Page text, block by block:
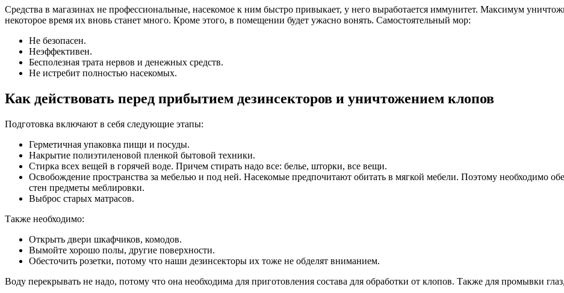
Средства в магазинах не профессиональные, насекомое к ним быстро привыкает, у него выработается иммунитет. Максимум
некоторое время их вновь станет много. Кроме этого, в помещении будет ужасно вонять. Самостоятельный мор:
Не безопасен.
Неэффективен.
Бесполезная трата нервов и денежных средств.
Не истребит полностью насекомых.
Как действовать перед прибытием дезинсекторов и уничтожением клопов
Подготовка включают в себя следующие этапы:
Герметичная упаковка пищи и посуды.
Накрытие полиэтиленовой пленкой бытовой техники.
Стирка всех вещей в горячей воде. Причем стирать надо все: белье, шторки, все вещи.
Освобождение пространства за мебелью и под ней. Насекомые предпочитают обитать в мягкой мебели. Поэтому необходимо
стен предметы меблировки.
Выброс старых матрасов.
Также необходимо:
Открыть двери шкафчиков, комодов.
Вымойте хорошо полы, другие поверхности.
Обесточить розетки, потому что наши дезинсекторы их тоже не обделят вниманием.
Воду перекрывать не надо, потому что она необходима для приготовления состава для обработки от клопов. Также для промывки